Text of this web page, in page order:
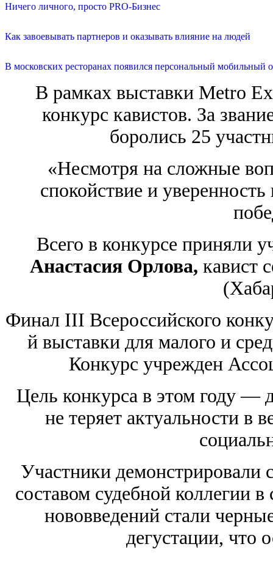
Ничего личного, просто PRO-Бизнес
Как завоевывать партнеров и оказывать влияние на людей
В московских ресторанах появился персональный мобильный
В рамках выставки Metro
конкурс кавистов. За
боролись 25
«Несмотря на сложные
спокойствие и
Всего в конкурсе приняли
Анастасия Орлова, кавист
Финал III Всероссийского
й выставки для малого и
Конкурс учрежден
Цель конкурса в этом году —
не теряет актуальности
Участники
составом судебной коллегии
нововведений стали
дегустации, что